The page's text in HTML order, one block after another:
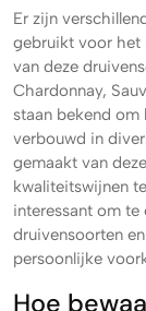
Er zijn
gebruikt voor het
van deze
Chardonnay,
staan bekend
verbouwd in
gemaakt van
kwaliteitswijnen
interessant om te
druivensoorten
persoonlijke
Hoe